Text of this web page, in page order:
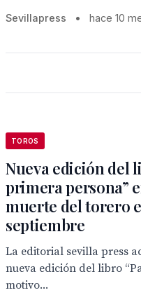
Sevillapress • hace 10
TOROS
Nueva edición del
primera persona”
muerte del torero
septiembre
La editorial sevilla press
nueva edición del libro
motivo...